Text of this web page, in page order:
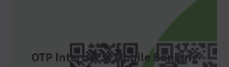
OTP Internet și Mobile Banking